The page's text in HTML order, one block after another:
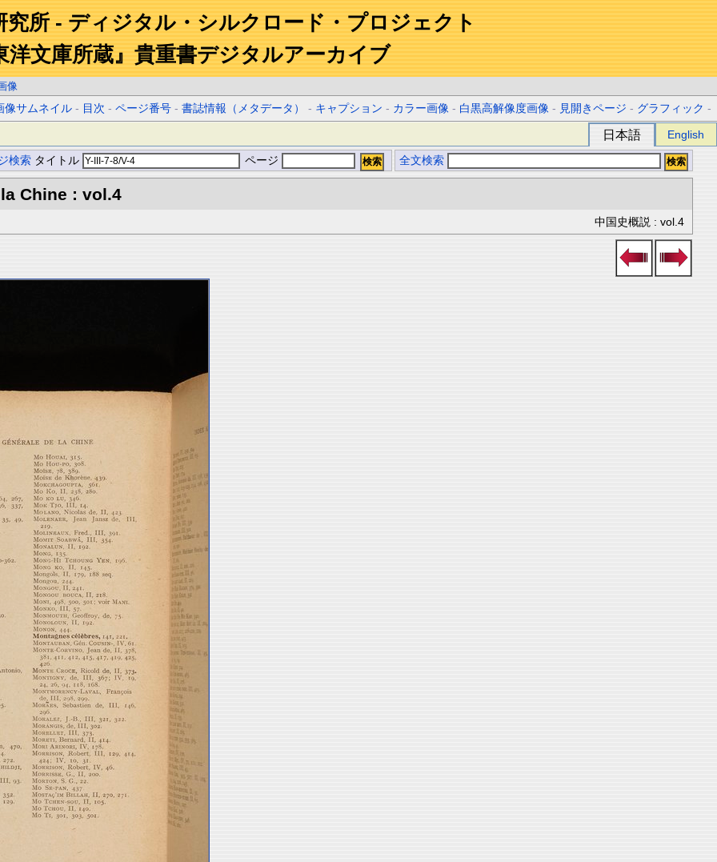
究所 - ディジタル・シルクロード・プロジェクト
洋文庫所蔵』貴重書デジタルアーカイブ
像
像サムネイル - 目次 -ページ番号 -書誌情報（メタデータ） - キャプション - カラー画像 - 白黒高解像度画像 - 見開きページ - グラフィック -
日本語 English
検索 タイトル ページ 全文検索
Chine : vol.4
中国史概説 : vol.4